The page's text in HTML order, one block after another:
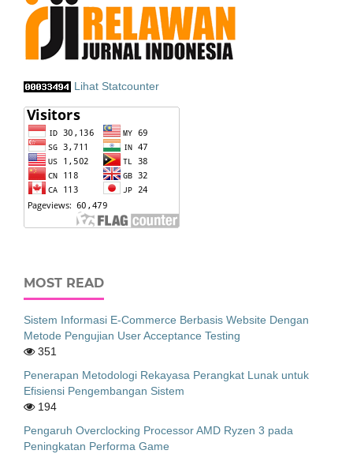
Lihat Statcounter
MOST READ
Sistem Informasi E-Commerce Berbasis Website Dengan
Metode Pengujian User Acceptance Testing
351
Penerapan Metodologi Rekayasa Perangkat Lunak untuk
Efisiensi Pengembangan Sistem
194
Pengaruh Overclocking Processor AMD Ryzen 3 pada
Peningkatan Performa Game